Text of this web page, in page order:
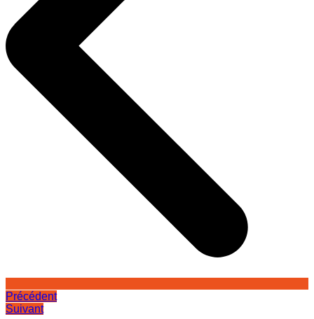
Précédent
Suivant